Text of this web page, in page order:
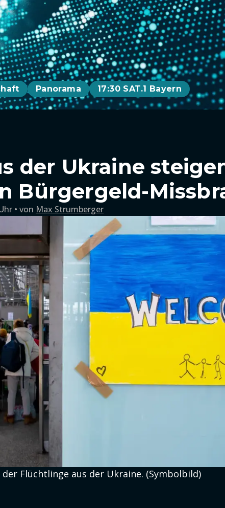
Panorama 17:30 SAT.1 Bayern
der Ukraine
Bürgergeld-
von Max Strumberger
der Flüchtlinge aus der Ukraine. (Symbolbild)